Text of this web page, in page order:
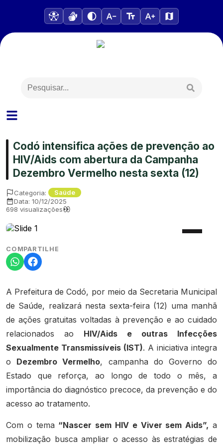
Codó intensifica ações de prevenção ao
HIV/Aids com abertura da Campanha
Dezembro Vermelho nesta sexta (12)
Categoria: Saúde
Data: 10/12/2025
698 visualizações
COMPARTILHE
A Prefeitura de Codó, por meio da Secretaria Municipal
de Saúde, realizará nesta sexta-feira (12) uma manhã
de ações gratuitas voltadas à prevenção e ao cuidado
relacionados ao HIV/Aids e outras Infecções
Sexualmente Transmissíveis (IST). A iniciativa integra
o Dezembro Vermelho, campanha do Governo do
Estado que reforça, ao longo de todo o mês, a
importância do diagnóstico precoce, da prevenção e do
acesso ao tratamento.
Com o tema “Nascer sem HIV e Viver sem Aids”, a
mobilização busca ampliar o acesso às estratégias de